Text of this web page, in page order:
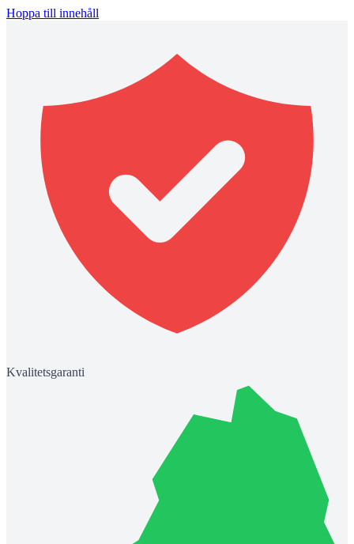
Hoppa till innehåll
Kvalitetsgaranti